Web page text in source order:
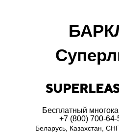
Бесплатный
+7 (800) 700-64-
Беларусь, Казахстан, СНГ